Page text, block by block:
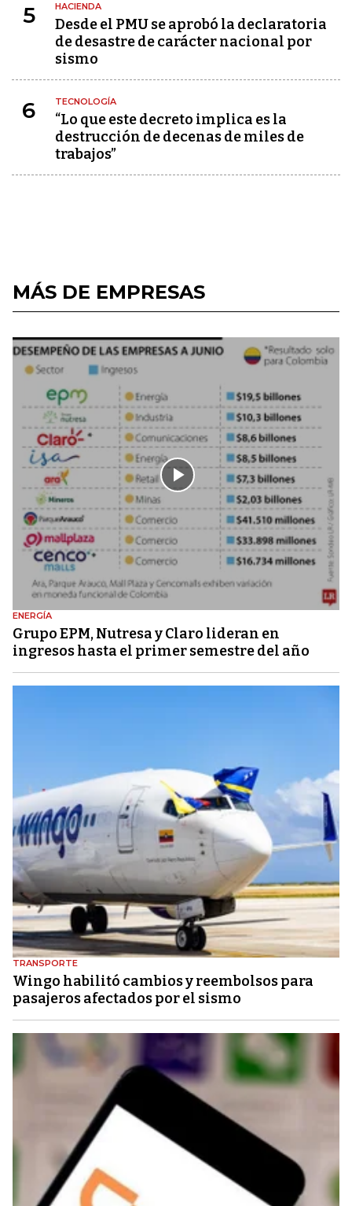
5 HACIENDA
Desde el PMU se aprobó la declaratoria
de desastre de carácter nacional por
sismo
6 TECNOLOGÍA
“Lo que este decreto implica es la
destrucción de decenas de miles de
trabajos”
MÁS DE EMPRESAS
ENERGÍA
Grupo EPM, Nutresa y Claro lideran en
ingresos hasta el primer semestre del año
TRANSPORTE
Wingo habilitó cambios y reembolsos para
pasajeros afectados por el sismo